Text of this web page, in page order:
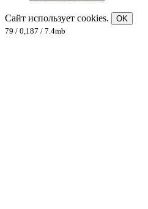
Сайт использует cookies.
OK
79 / 0,187 / 7.4mb